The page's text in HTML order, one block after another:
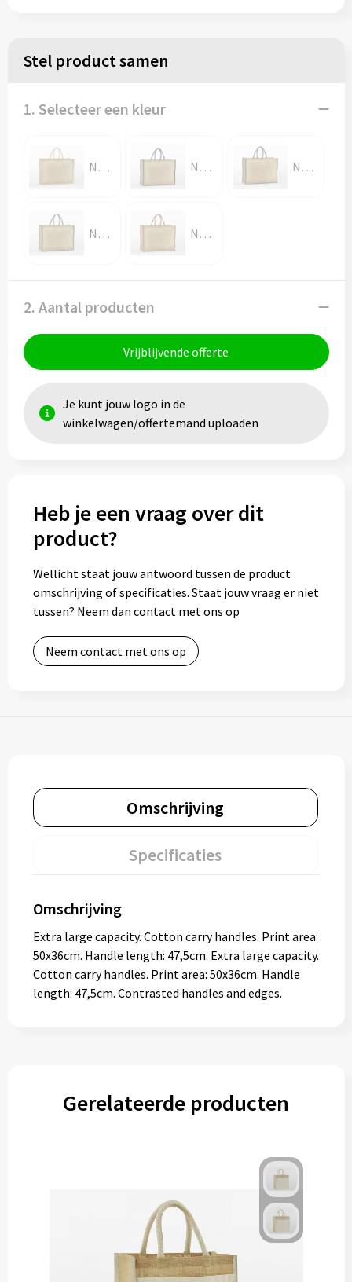
Stel product samen
1. Selecteer een kleur
NATURAL NATURAL / BLACK NATURAL / FRENCH NAVY
NATURAL / OLIVE GREEN NATURAL / ORANGE RUST
2. Aantal producten
Vrijblijvende offerte
Je kunt jouw logo in de
winkelwagen/offertemand uploaden
Heb je een vraag over dit
product?
Wellicht staat jouw antwoord tussen de product
omschrijving of specificaties. Staat jouw vraag er niet
tussen? Neem dan contact met ons op
Neem contact met ons op
Omschrijving
Specificaties
Omschrijving
Extra large capacity. Cotton carry handles. Print area:
50x36cm. Handle length: 47,5cm. Extra large capacity.
Cotton carry handles. Print area: 50x36cm. Handle
length: 47,5cm. Contrasted handles and edges.
Gerelateerde producten